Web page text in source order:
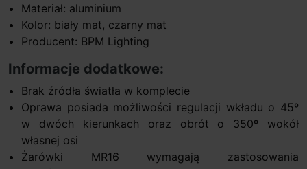
Materiał: aluminium
Kolor: biały mat, czarny mat
Producent: BPM Lighting
Informacje dodatkowe:
Brak źródła światła w komplecie
Oprawa posiada możliwości regulacji wkładu o 45º
w dwóch kierunkach oraz obrót o 350º wokół
własnej osi
Żarówki MR16 wymagają zastosowania